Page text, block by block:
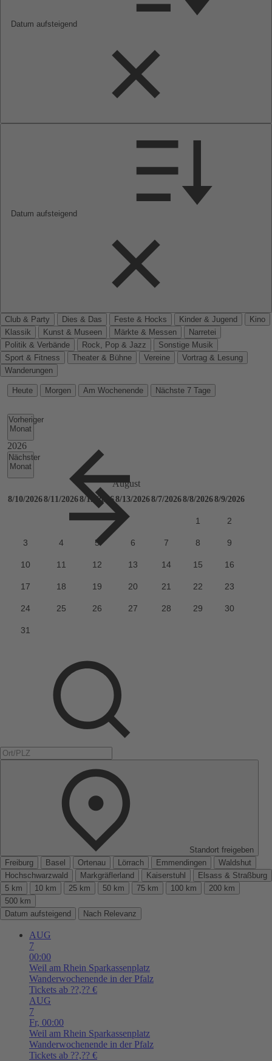
Datum aufsteigend
Datum aufsteigend
Club & Party Dies & Das Feste & Hocks Kinder & Jugend
Kino
Klassik
Kunst & Museen Märkte & Messen
Narretei
Politik & Verbände
Rock, Pop & Jazz
Sonstige Musik
Sport & Fitness
Theater & Bühne Vereine
Vortrag & Lesung
Wanderungen
Heute Morgen Am Wochenende Nächste 7 Tage
Vorheriger
Monat
Nächster
Monat
Standort freigeben
Freiburg
Basel Ortenau Lörrach Emmendingen
Waldshut
Hochschwarzwald
Markgräflerland Kaiserstuhl
Elsass & Straßburg
5 km
10 km 25 km 50 km 75 km 100 km
200 km
500 km
Datum aufsteigend
Nach Relevanz
AUG
7
00:00
Weil am Rhein Sparkassenplatz
Wanderwochenende in der Pfalz
Tickets ab ??,?? €
AUG
7
Fr, 00:00
Weil am Rhein Sparkassenplatz
Wanderwochenende in der Pfalz
Tickets ab ??,?? €